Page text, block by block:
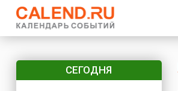
СЕГОДНЯ